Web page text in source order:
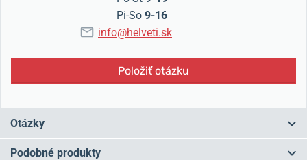
Pi-So 9-16
info@helveti.sk
Položiť otázku
Otázky
Podobné produkty